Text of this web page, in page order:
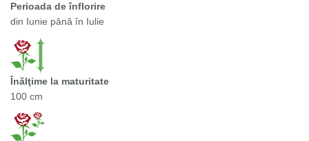
Perioada de înflorire
din Iunie până în Iulie
Înălţime la maturitate
100 cm